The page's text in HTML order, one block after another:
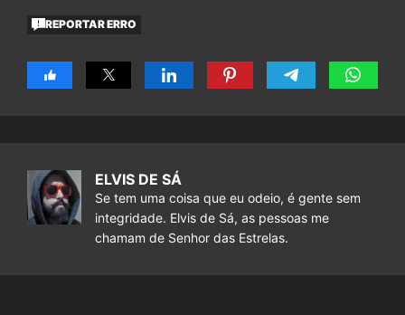
REPORTAR ERRO
ELVIS DE SÁ
Se tem uma coisa que eu odeio, é gente sem
integridade. Elvis de Sá, as pessoas me
chamam de Senhor das Estrelas.